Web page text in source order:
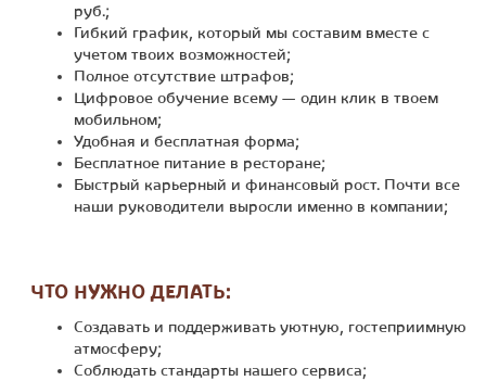
руб.;
Гибкий график, который мы составим вместе с
учетом твоих возможностей;
Полное отсутствие штрафов;
Цифровое обучение всему — один клик в твоем
мобильном;
Удобная и бесплатная форма;
Бесплатное питание в ресторане;
Быстрый карьерный и финансовый рост. Почти все
наши руководители выросли именно в компании;
ЧТО НУЖНО ДЕЛАТЬ:
Создавать и поддерживать уютную, гостеприимную
атмосферу;
Соблюдать стандарты нашего сервиса;